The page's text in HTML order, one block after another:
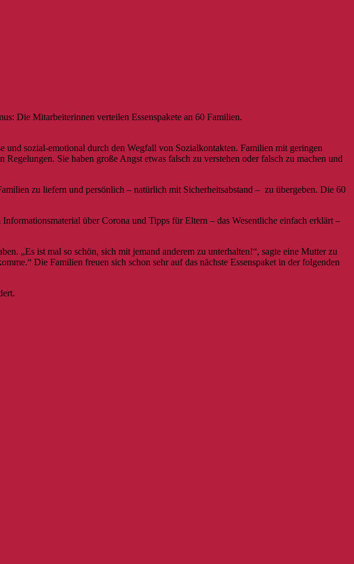
Die Mitarbeiterinnen verteilen Essenspakete an 60 Familien.
sozial-emotional durch den Wegfall von Sozialkontakten. Familien mit geringen
Sie haben große Angst etwas falsch zu verstehen oder falsch zu machen und
zu liefern und persönlich – natürlich mit Sicherheitsabstand – zu übergeben. Die 60
über Corona und Tipps für Eltern – das Wesentliche einfach erklärt –
„Es ist mal so schön, sich mit jemand anderem zu unterhalten!“, sagte eine Mutter zu
Die Familien freuen sich schon sehr auf das nächste Essenspaket in der folgenden